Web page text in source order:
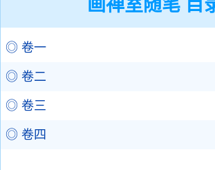
画禅室随笔 目
◎ 卷一
◎ 卷二
◎ 卷三
◎ 卷四